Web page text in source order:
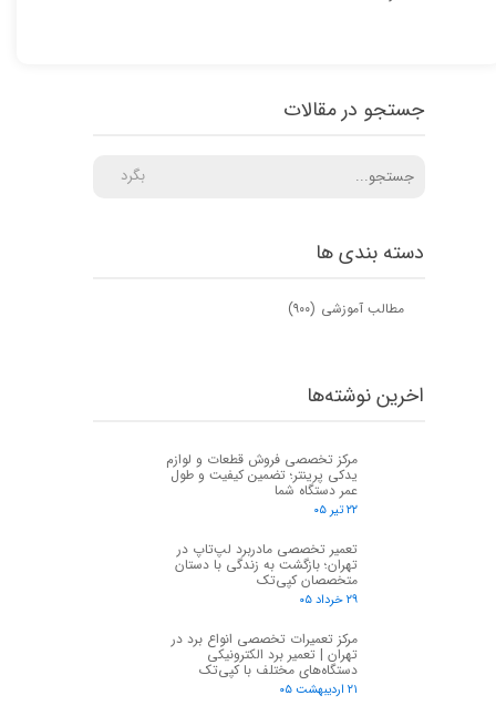
دسته بندی ها
مطالب آموزشی (۹۰۰)
جستجو در مقالات
بگرد
اخرین نوشته‌ها
مرکز تخصصی فروش قطعات و لوازم
یدکی پرینتر؛ تضمین کیفیت و طول
عمر دستگاه شما
۲۲ تیر ۰۵
تعمیر تخصصی مادربرد لپ‌تاپ در
تهران؛ بازگشت به زندگی با دستان
متخصصان کپی‌تک
۲۹ خرداد ۰۵
مرکز تعمیرات تخصصی انواع برد در
تهران | تعمیر برد الکترونیکی
دستگاه‌های مختلف با کپی‌تک
۲۱ اردیبهشت ۰۵